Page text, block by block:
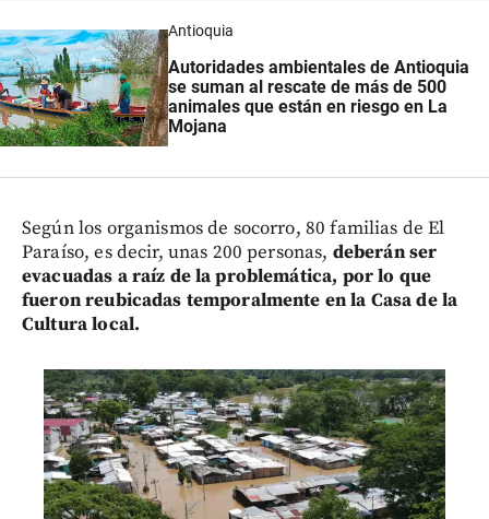
Antioquia
Autoridades ambientales de Antioquia
se suman al rescate de más de 500
animales que están en riesgo en La
Mojana
Según los organismos de socorro, 80 familias de El
Paraíso, es decir, unas 200 personas, deberán ser
evacuadas a raíz de la problemática, por lo que
fueron reubicadas temporalmente en la Casa de la
Cultura local.